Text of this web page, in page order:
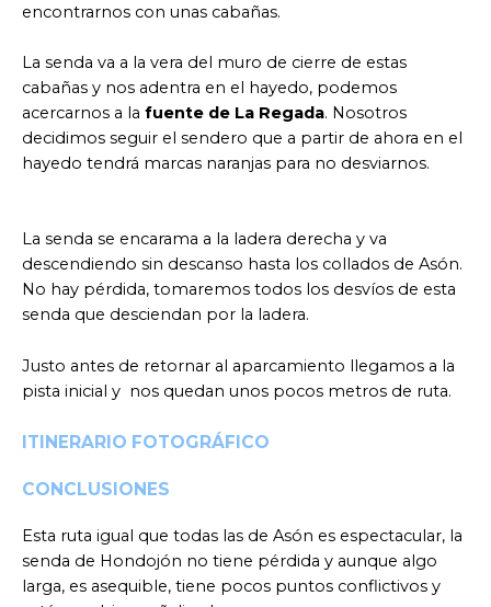
encontrarnos con unas cabañas.
La senda va a la vera del muro de cierre de estas
cabañas y nos adentra en el hayedo, podemos
acercarnos a la fuente de La Regada. Nosotros
decidimos seguir el sendero que a partir de ahora en el
hayedo tendrá marcas naranjas para no desviarnos.
La senda se encarama a la ladera derecha y va
descendiendo sin descanso hasta los collados de Asón.
No hay pérdida, tomaremos todos los desvíos de esta
senda que desciendan por la ladera.
Justo antes de retornar al aparcamiento llegamos a la
pista inicial y nos quedan unos pocos metros de ruta.
ITINERARIO FOTOGRÁFICO
CONCLUSIONES
Esta ruta igual que todas las de Asón es espectacular, la
senda de Hondojón no tiene pérdida y aunque algo
larga, es asequible, tiene pocos puntos conflictivos y